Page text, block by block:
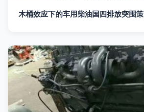
木桶效应下的车用柴油国四排放突围策